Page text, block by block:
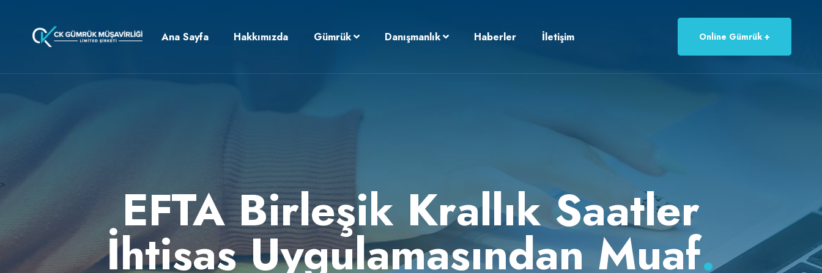
Ana Sayfa Hakkımızda Gümrük Danışmanlık Haberler İletişim Online Gümrük
> EFTA Birleşik Krallık Saatler
İhtisas Uygulamasından Muaf.